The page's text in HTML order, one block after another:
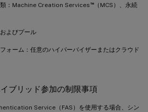
：Machine Creation Services ™（MCS）、永続
よびプール
ォーム：任意のハイパーバイザーまたはクラウド
ブリッド参加の制限事項
Service（FAS）を使用する場合、シン